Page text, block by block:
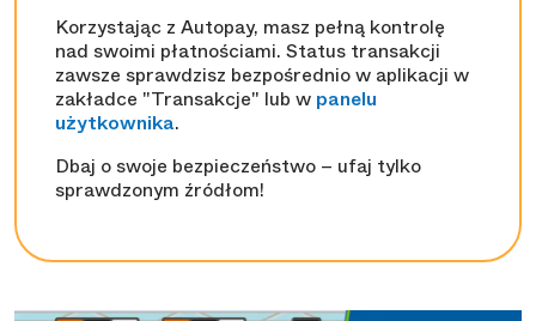
Korzystając z Autopay, masz pełną kontrolę
nad swoimi płatnościami. Status transakcji
zawsze sprawdzisz bezpośrednio w aplikacji w
zakładce "Transakcje" lub w panelu
użytkownika.
Dbaj o swoje bezpieczeństwo – ufaj tylko
sprawdzonym źródłom!